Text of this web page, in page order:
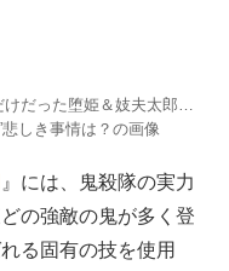
だった堕姫＆妓夫太郎…
悲しき事情は？の画像
』には、鬼殺隊の実力
の強敵の鬼が多く登
る固有の技を使用